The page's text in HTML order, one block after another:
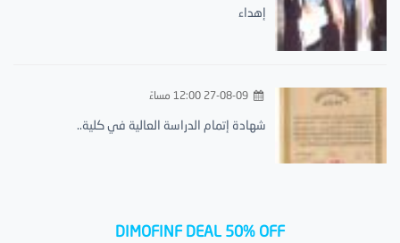
إهداء
27-08-09 12:00 مساءً
شهادة إتمام الدراسة العالية في كلية..
DIMOFINF DEAL 50% OFF